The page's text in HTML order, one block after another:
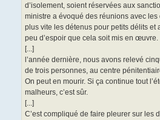
d’isolement, soient réservées aux
ministre a évoqué des réunions avec
plus vite les détenus pour petits délits et
peu d’espoir que cela soit mis en œuvre.
[...]
l’année dernière, nous avons relevé
de trois personnes, au centre
On peut en mourir. Si ça continue tout
malheurs, c’est sûr.
[...]
C’est compliqué de faire pleurer sur les